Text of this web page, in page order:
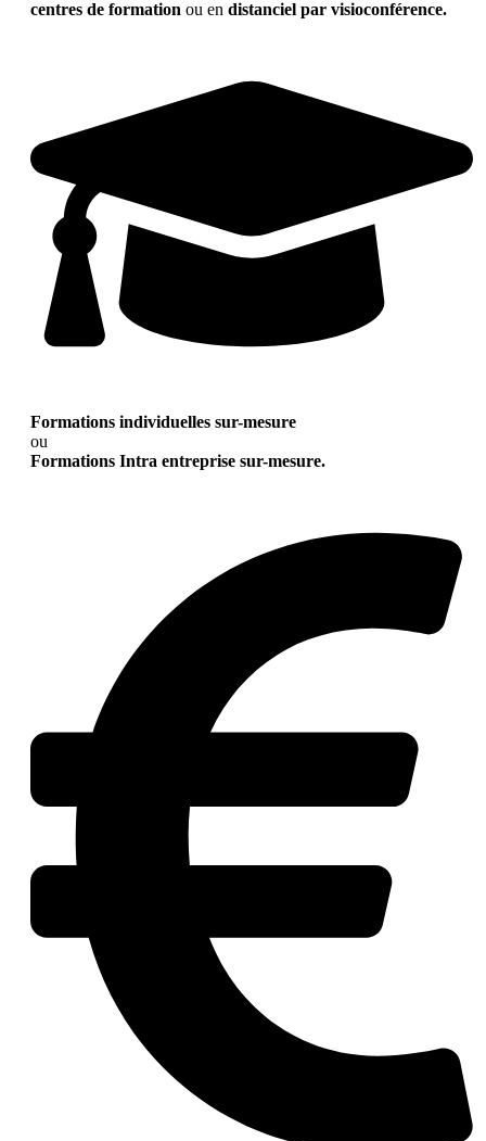
centres de formation ou en distanciel par visioconférence.
Formations individuelles sur-mesure
ou
Formations Intra entreprise sur-mesure.